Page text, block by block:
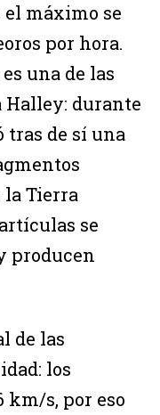
el máximo se
por hora.
una de las
Halley: durante
tras de sí una
la Tierra
se
producen
de las
los
km/s, por eso